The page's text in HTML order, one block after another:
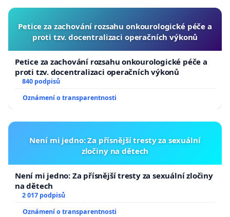
Petice za zachování rozsahu onkourologické péče a
proti tzv. docentralizaci operačních výkonů
Petice za zachování rozsahu onkourologické péče a
proti tzv. docentralizaci operačních výkonů
840 podpisů
Oznámení o transparentnosti
Není mi jedno: Za přísnější tresty za sexuální
zločiny na dětech
Není mi jedno: Za přísnější tresty za sexuální zločiny
na dětech
2 017 podpisů
Oznámení o transparentnosti